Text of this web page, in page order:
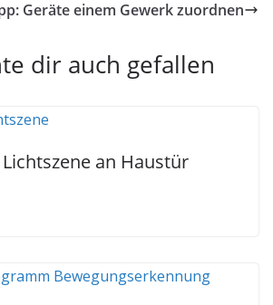
Geräte einem Gewerk zuordnen
dir auch gefallen
an Haustür